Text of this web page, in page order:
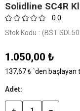
Solidline SC4R
0.0
Stok Kodu (BST
1.050,00 ₺
137,67 ₺`den başlayan